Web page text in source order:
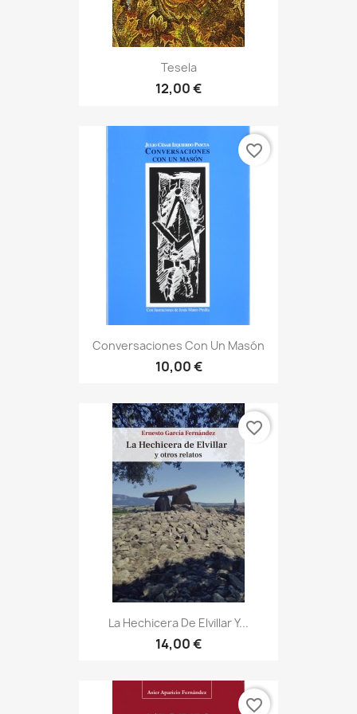
Tesela
12,00 €
Conversaciones Con Un Masón
10,00 €
favorite_border
La Hechicera De Elvillar Y...
14,00 €
favorite_border
favorite_border